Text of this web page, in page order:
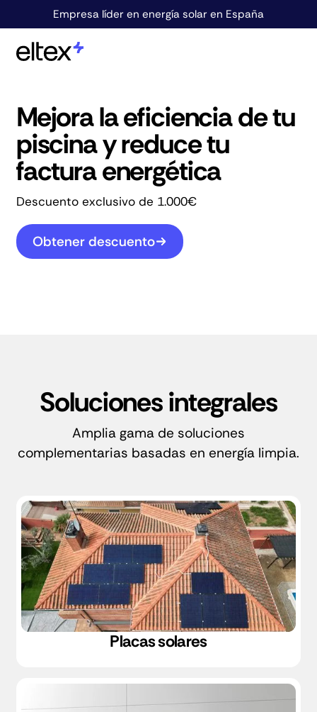
Empresa líder en energía solar en España
Mejora la eficiencia de tu
piscina y reduce tu
factura energética
Descuento exclusivo de 1.000€
Obtener descuento
Soluciones integrales
Amplia gama de soluciones
complementarias basadas en energía limpia.
Placas solares